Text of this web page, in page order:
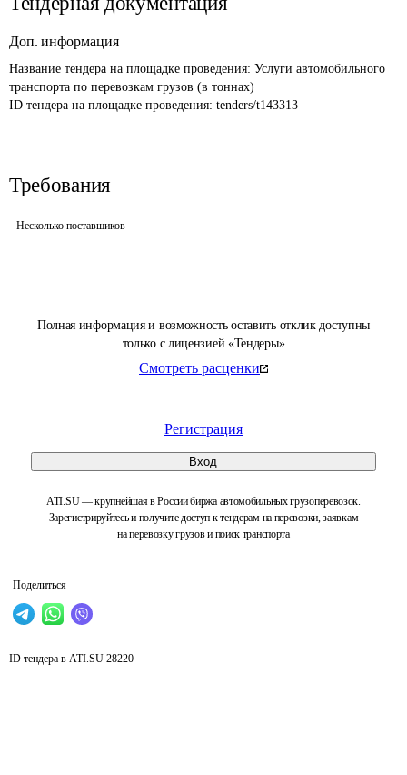
Полная информация и возможность оставить отклик доступны
только с лицензией «Тендеры»
Смотреть расценки
Регистрация
Вход
ATI.SU — крупнейшая в России биржа автомобильных грузоперевозок.
Зарегистрируйтесь и получите доступ к тендерам на перевозки, заявкам
на перевозку грузов и поиск транспорта
Поделиться
Доп. информация
Название тендера на площадке проведения: Услуги автомобильного
транспорта по перевозкам грузов (в тоннах)
ID тендера на площадке проведения: tenders/t143313
Требования
Несколько поставщиков
ID тендера в ATI.SU 28220